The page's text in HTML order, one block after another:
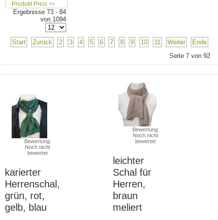
Produkt Preis +/-
Ergebnisse 73 - 84
von 1094
Start Zurück 2 3 4 5 6 7 8 9 10 11 Weiter
Ende
Seite 7 von 92
Bewertung:
Noch nicht
bewertet
karierter
Herrenschal,
grün, rot,
gelb, blau
Bewertung:
Noch nicht
bewertet
leichter
Schal für
Herren,
braun
meliert